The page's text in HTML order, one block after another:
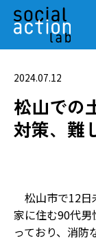
2024.07.12
松山での
対策、難
松山市で12日
家に住む90代
っており、消防